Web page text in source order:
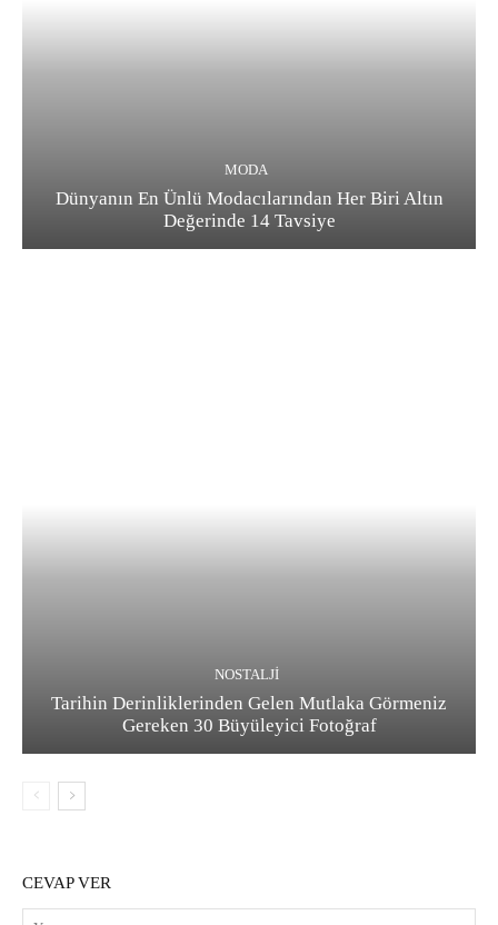
MODA
Dünyanın En Ünlü Modacılarından Her Biri Altın
Değerinde 14 Tavsiye
NOSTALJI
Tarihin Derinliklerinden Gelen Mutlaka Görmeniz
Gereken 30 Büyüleyici Fotoğraf
CEVAP VER